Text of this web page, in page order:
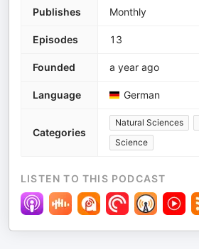
Publishes Monthly
Episodes 13
Founded a year ago
Language German
Categories
Natural Sciences
Science
LISTEN TO THIS PODCAST